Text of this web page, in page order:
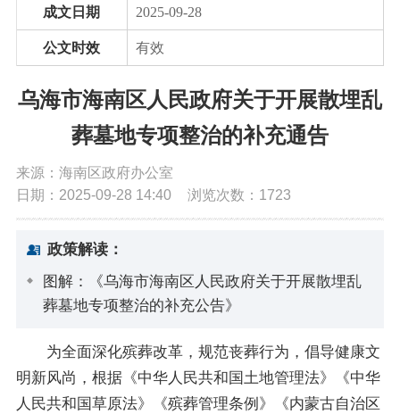
互动交流
数据发布
成文日期 2025-09-28
公文时效 有效
乌海市海南区人民政府关于开展散埋乱
葬墓地专项整治的补充通告
来源：海南区政府办公室
日期：2025-09-28 14:40
浏览次数： 1723
政策解读：
图解：《乌海市海南区人民政府关于开展散埋乱
葬墓地专项整治的补充公告》
为全面深化殡葬改革，规范丧葬行为，倡导健康文
明新风尚，根据《中华人民共和国土地管理法》《中华
人民共和国草原法》《殡葬管理条例》《内蒙古自治区